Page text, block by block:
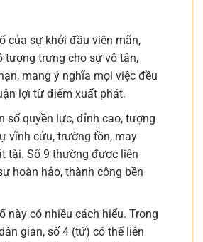
của sự khởi đầu viên mãn,
tượng trưng cho sự vô tận,
mang ý nghĩa mọi việc đều
lợi từ điểm xuất phát.
số quyền lực, đỉnh cao, tượng
vĩnh cửu, trường tồn, may
tài. Số 9 thường được liên
hoàn hảo, thành công bền
này có nhiều cách hiểu. Trong
gian, số 4 (tứ) có thể liên